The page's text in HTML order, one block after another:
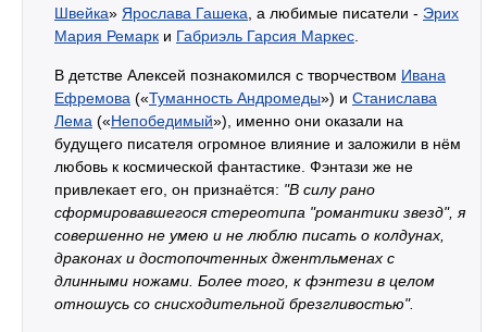
Швейка» Ярослава Гашека , а любимые писатели - Эрих
Мария Ремарк и Габриэль Гарсия Маркес
В детстве Алексей познакомился с творчеством Ивана
Ефремова («Туманность Андромеды») и Станислава
Лема («Непобедимый»), именно они оказали на
будущего писателя огромное влияние и заложили в нём
любовь к космической фантастике. Фэнтази же не
привлекает его, он признаётся: "В силу рано
сформировавшегося стереотипа "романтики звезд", я
совершенно не умею и не люблю писать о колдунах,
драконах и достопочтенных джентльменах с
длинными ножами. Более того, к фэнтези в целом
отношусь со снисходительной брезгливостью".